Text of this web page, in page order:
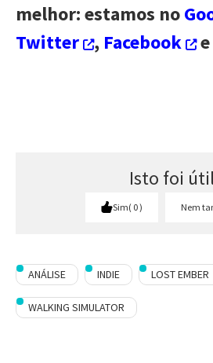
melhor: estamos no
Twitter
, Facebook e
Isto foi
Sim 0 Nem
ANÁLISE INDIE LOST EMBER
WALKING SIMULATOR